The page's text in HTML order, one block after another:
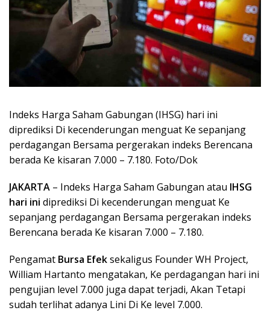
Indeks Harga Saham Gabungan (IHSG) hari ini
diprediksi Di kecenderungan menguat Ke sepanjang
perdagangan Bersama pergerakan indeks Berencana
berada Ke kisaran 7.000 – 7.180. Foto/Dok
JAKARTA – Indeks Harga Saham Gabungan atau IHSG
hari ini diprediksi Di kecenderungan menguat Ke
sepanjang perdagangan Bersama pergerakan indeks
Berencana berada Ke kisaran 7.000 – 7.180.
Pengamat Bursa Efeksekaligus Founder WH Project,
William Hartanto mengatakan, Ke perdagangan hari ini
pengujian level 7.000 juga dapat terjadi, Akan Tetapi
sudah terlihat adanya Lini Di Ke level 7.000.